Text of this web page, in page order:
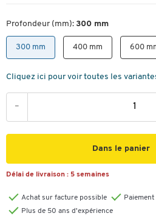
Profondeur (mm): 300 mm
300 mm 400 mm 600
Cliquez ici pour voir toutes les
-
Dans le panier
Délai de livraison : 5 semaines
Achat sur facture possible
Plus de 50 ans d'expérience